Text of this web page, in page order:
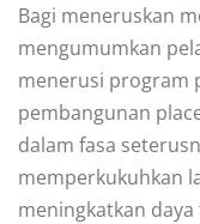
Bagi meneruskan
mengumumkan
menerusi program
pembangunan
dalam fasa
memperkukuhkan
meningkatkan daya